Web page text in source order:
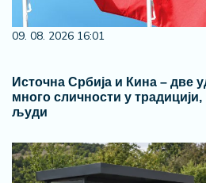
09. 08. 2026 16:01
Источна Србија и Кина – две
много сличности у
људи